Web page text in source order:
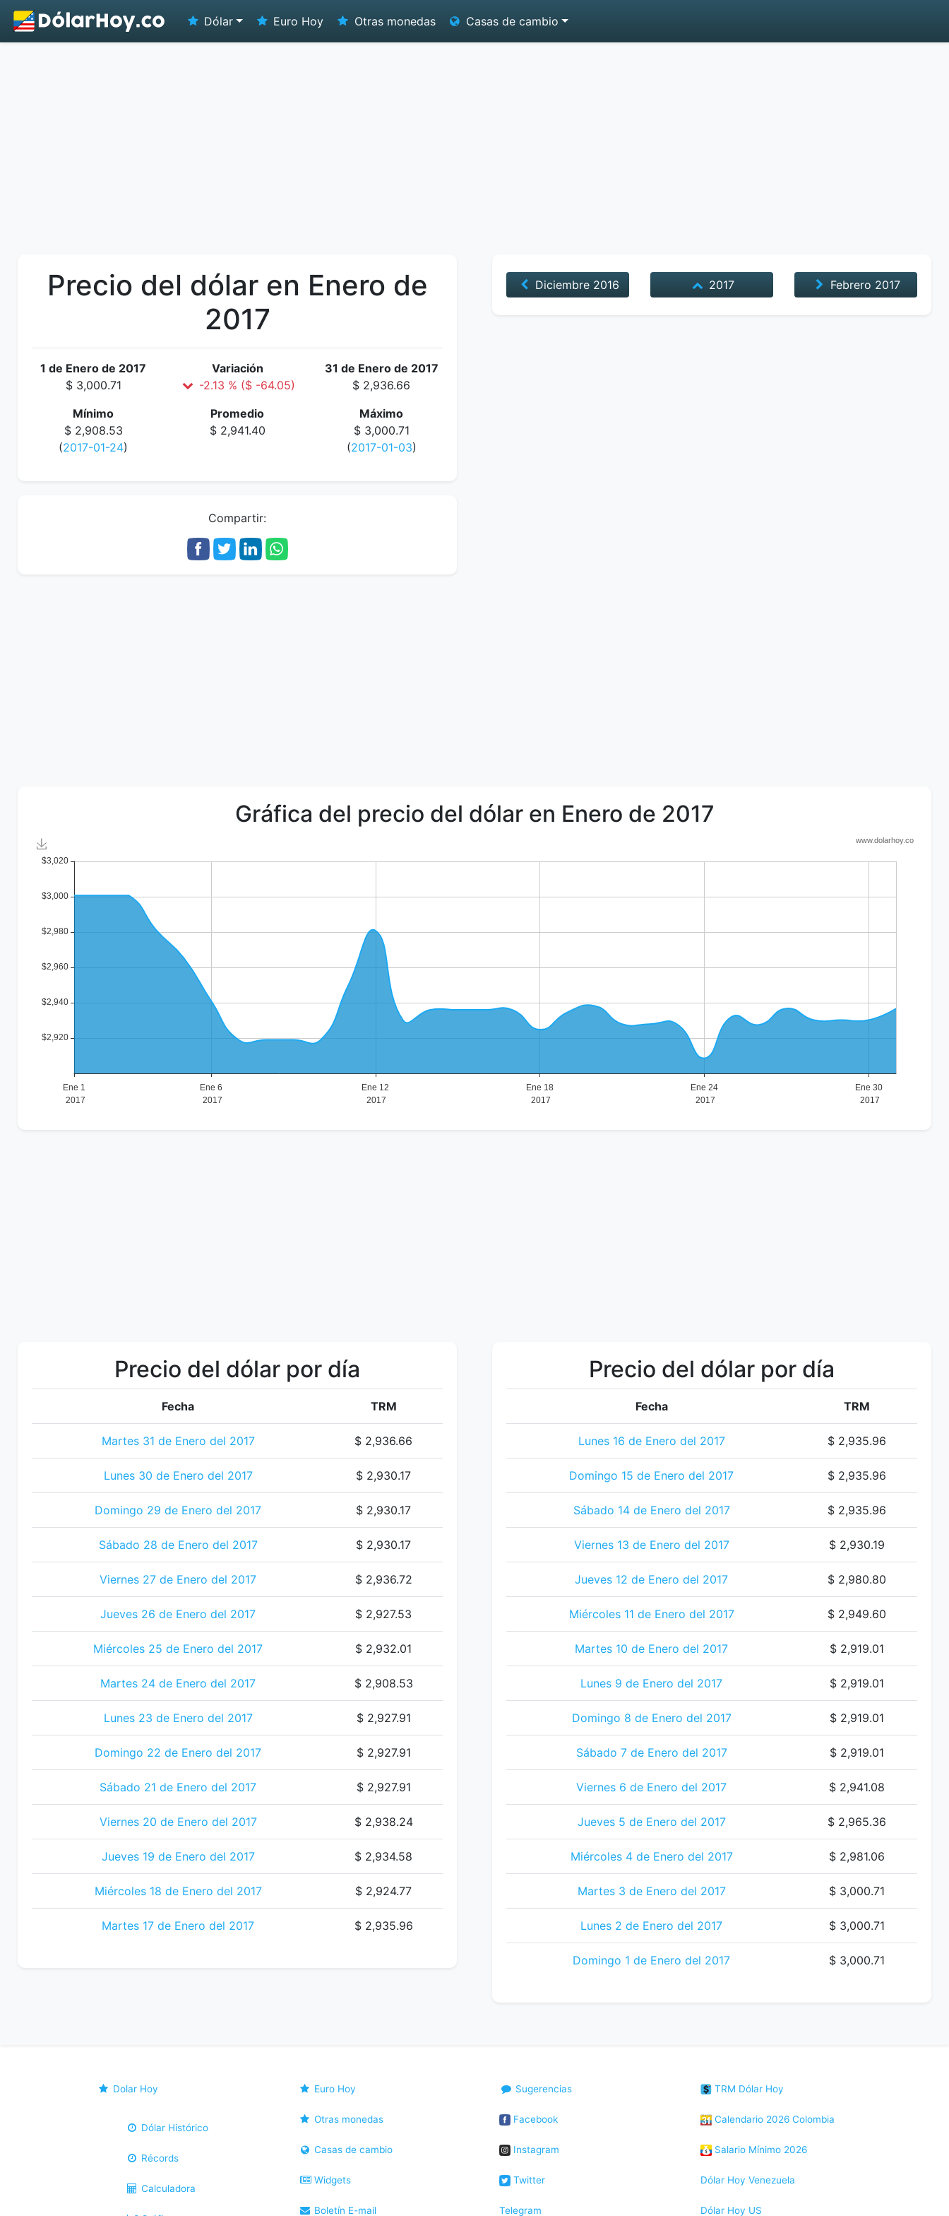
Dólar Euro Hoy Otras monedas Casas de cambio
Precio del dólar en Enero de
2017
1 de Enero de 2017
$ 3,000.71
Variación
-2.13 % ($ -64.05)
31 de Enero de 2017
$ 2,936.66
Mínimo
$ 2,908.53
(2017-01-24)
Promedio
$ 2,941.40
Máximo
$ 3,000.71
(2017-01-03)
Diciembre 2016 2017 Febrero 2017
Compartir:
Gráfica del precio del dólar en Enero de 2017
Precio del dólar por día
Fecha TRM
Martes 31 de Enero del 2017 $ 2,936.66
Lunes 30 de Enero del 2017 $ 2,930.17
Domingo 29 de Enero del 2017 $ 2,930.17
Sábado 28 de Enero del 2017 $ 2,930.17
Viernes 27 de Enero del 2017 $ 2,936.72
Jueves 26 de Enero del 2017 $ 2,927.53
Miércoles 25 de Enero del 2017 $ 2,932.01
Martes 24 de Enero del 2017 $ 2,908.53
Lunes 23 de Enero del 2017 $ 2,927.91
Domingo 22 de Enero del 2017 $ 2,927.91
Sábado 21 de Enero del 2017 $ 2,927.91
Viernes 20 de Enero del 2017 $ 2,938.24
Jueves 19 de Enero del 2017 $ 2,934.58
Miércoles 18 de Enero del 2017 $ 2,924.77
Martes 17 de Enero del 2017 $ 2,935.96
Precio del dólar por día
Fecha TRM
Lunes 16 de Enero del 2017 $ 2,935.96
Domingo 15 de Enero del 2017 $ 2,935.96
Sábado 14 de Enero del 2017 $ 2,935.96
Viernes 13 de Enero del 2017 $ 2,930.19
Jueves 12 de Enero del 2017 $ 2,980.80
Miércoles 11 de Enero del 2017 $ 2,949.60
Martes 10 de Enero del 2017 $ 2,919.01
Lunes 9 de Enero del 2017 $ 2,919.01
Domingo 8 de Enero del 2017 $ 2,919.01
Sábado 7 de Enero del 2017 $ 2,919.01
Viernes 6 de Enero del 2017 $ 2,941.08
Jueves 5 de Enero del 2017 $ 2,965.36
Miércoles 4 de Enero del 2017 $ 2,981.06
Martes 3 de Enero del 2017 $ 3,000.71
Lunes 2 de Enero del 2017 $ 3,000.71
Domingo 1 de Enero del 2017 $ 3,000.71
Dolar Hoy
Dólar Histórico
Récords
Calculadora
Euro Hoy
Otras monedas
Casas de cambio
Widgets
Boletín E-mail
Sugerencias
Facebook
Instagram
Twitter
Telegram
TRM Dólar Hoy
Calendario 2026 Colombia
Salario Mínimo 2026
Dólar Hoy Venezuela
Dólar Hoy US